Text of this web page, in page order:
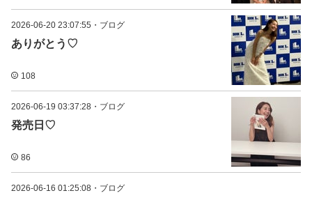
2026-06-20 23:07:55 ・ ブログ
ありがとう♡
108
2026-06-19 03:37:28 ・ ブログ
発売日♡
86
2026-06-16 01:25:08 ・ ブログ